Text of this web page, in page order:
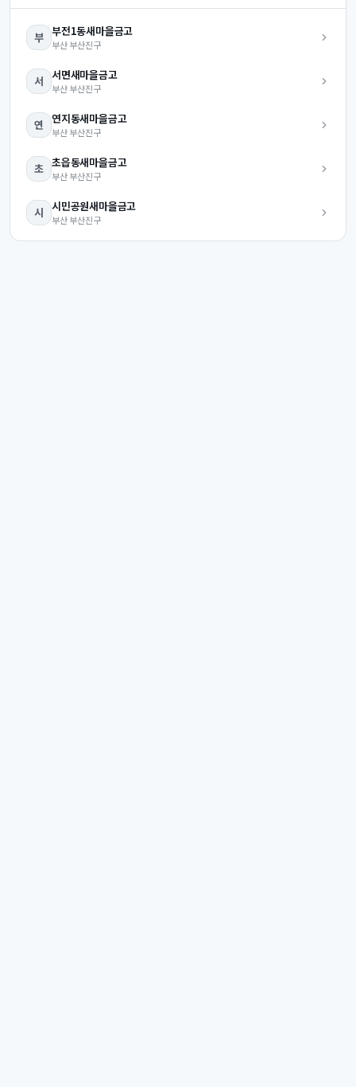
부 부전1동새마을금고
부산 부산진구
서 서면새마을금고
부산 부산진구
연 연지동새마을금고
부산 부산진구
초 초읍동새마을금고
부산 부산진구
시 시민공원새마을금고
부산 부산진구